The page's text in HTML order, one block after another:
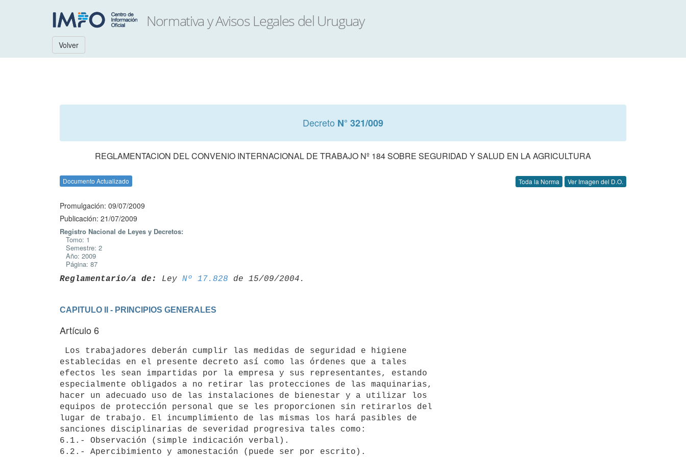
Volver
Decreto N° 321/009
REGLAMENTACION DEL CONVENIO INTERNACIONAL DE TRABAJO Nº 184 SOBRE SEGURIDAD Y SALUD EN LA AGRICULTURA
Documento Actualizado Toda la Norma Ver Imagen del D.O.
Promulgación: 09/07/2009
Publicación: 21/07/2009
Registro Nacional de Leyes y Decretos:
Tomo: 1
Semestre: 2
Año: 2009
Página: 87
Reglamentario/a de: Ley Nº 17.828
CAPITULO II - PRINCIPIOS GENERALES
Artículo 6
establecidas en el presente decreto así como las órdenes que a tales
efectos les sean impartidas por la empresa y sus representantes, estando
especialmente obligados a no retirar las protecciones de las maquinarias,
hacer un adecuado uso de las instalaciones de bienestar y a utilizar los
equipos de protección personal que se les proporcionen sin retirarlos del
lugar de trabajo. El incumplimiento de las mismas los hará pasibles de
sanciones disciplinarias de severidad progresiva tales como:
6.1.- Observación (simple indicación verbal).
6.2.- Apercibimiento y amonestación (puede ser por escrito).